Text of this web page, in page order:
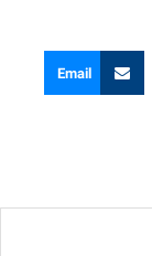
Email